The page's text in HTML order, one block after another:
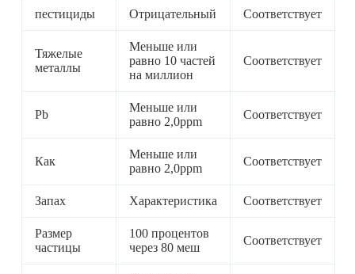
пестициды Отрицательный Соответствует
Тяжелые
металлы
Меньше или
равно 10 частей
на миллион
Соответствует
Pb
Меньше или
равно 2,0ppm
Соответствует
Как
Меньше или
равно 2,0ppm
Соответствует
Запах Характеристика Соответствует
Размер
частицы
100 процентов
через 80 меш
Соответствует